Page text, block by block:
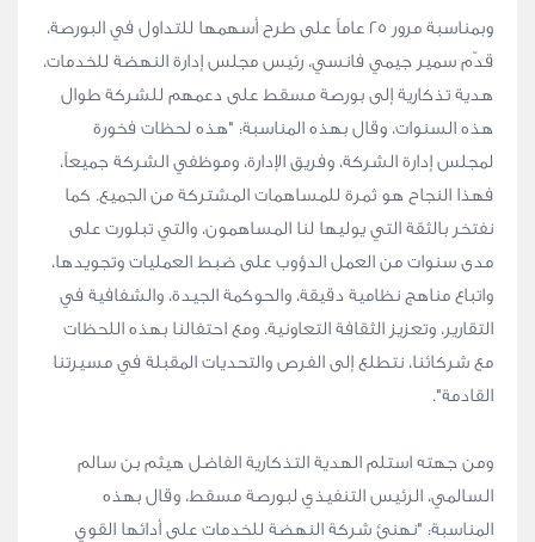
وبمناسبة مرور 25 عاماً على طرح أسهمها للتداول في البورصة،
قدّم سمير جيمي فانسي، رئيس مجلس إدارة النهضة للخدمات،
هدية تذكارية إلى بورصة مسقط على دعمهم للشركة طوال
هذه السنوات، وقال بهذه المناسبة: "هذه لحظات فخورة
لمجلس إدارة الشركة، وفريق الإدارة، وموظفي الشركة جميعاً،
فهذا النجاح هو ثمرة للمساهمات المشتركة من الجميع. كما
نفتخر بالثقة التي يوليها لنا المساهمون، والتي تبلورت على
مدى سنوات من العمل الدؤوب على ضبط العمليات وتجويدها،
واتباع مناهج نظامية دقيقة، والحوكمة الجيدة، والشفافية في
التقارير، وتعزيز الثقافة التعاونية. ومع احتفالنا بهذه اللحظات
مع شركائنا، نتطلع إلى الفرص والتحديات المقبلة في مسيرتنا
القادمة".
ومن جهته استلم الهدية التذكارية الفاضل هيثم بن سالم
السالمي، الرئيس التنفيذي لبورصة مسقط، وقال بهذه
المناسبة: "نهنئ شركة النهضة للخدمات على أدائها القوي